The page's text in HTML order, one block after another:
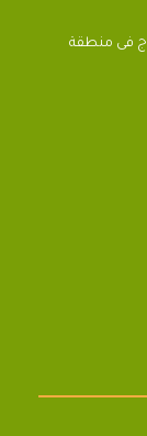
فى منطقة